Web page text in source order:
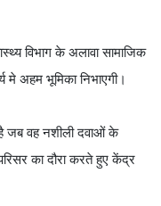
विभाग के अलावा सामाजिक
अहम भूमिका निभाएगी।
जब वह नशीली दवाओं के
का दौरा करते हुए केंद्र